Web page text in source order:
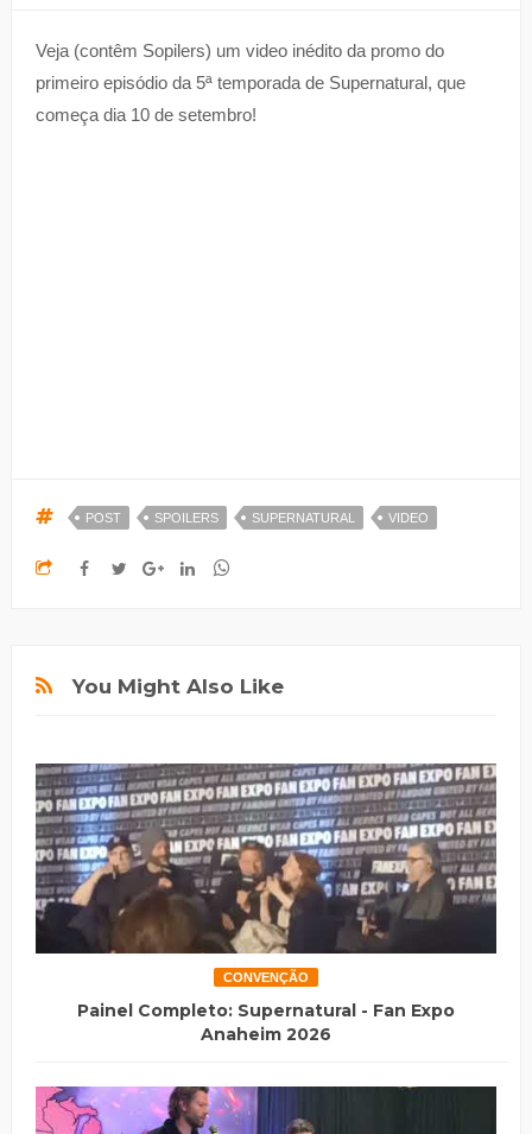
Veja (contêm Sopilers) um video inédito da promo do
primeiro episódio da 5ª temporada de Supernatural, que
começa dia 10 de setembro!
POST SPOILERS SUPERNATURAL VIDEO
You Might Also Like
CONVENÇÃO
Painel Completo: Supernatural - Fan Expo
Anaheim 2026